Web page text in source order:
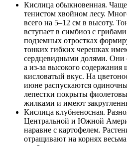
Кислица обыкновенная. Чаще
тенистом хвойном лесу.
всего на 5–12 см в высоту.
вступает в симбиоз с
подземных отростках
тонких гибких черешках
сердцевидными долями. Они
а из-за высокого
кисловатый вкус. На
июне распускаются
лепестки покрыты
жилками и имеют
Кислица клубненосная.
Центральной и Южной
наравне с картофелем.
отращивают на корнях